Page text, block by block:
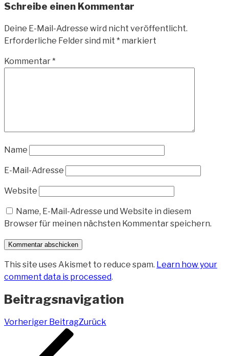
Schreibe einen Kommentar
Deine E-Mail-Adresse wird nicht veröffentlicht.
Erforderliche Felder sind mit * markiert
Kommentar*
Name
E-Mail-Adresse
Website
Name, E-Mail-Adresse und Website in diesem
Browser für meinen nächsten Kommentar speichern.
This site uses Akismet to reduce spam. Learn how your
comment data is processed.
Beitragsnavigation
Vorheriger BeitragZurück